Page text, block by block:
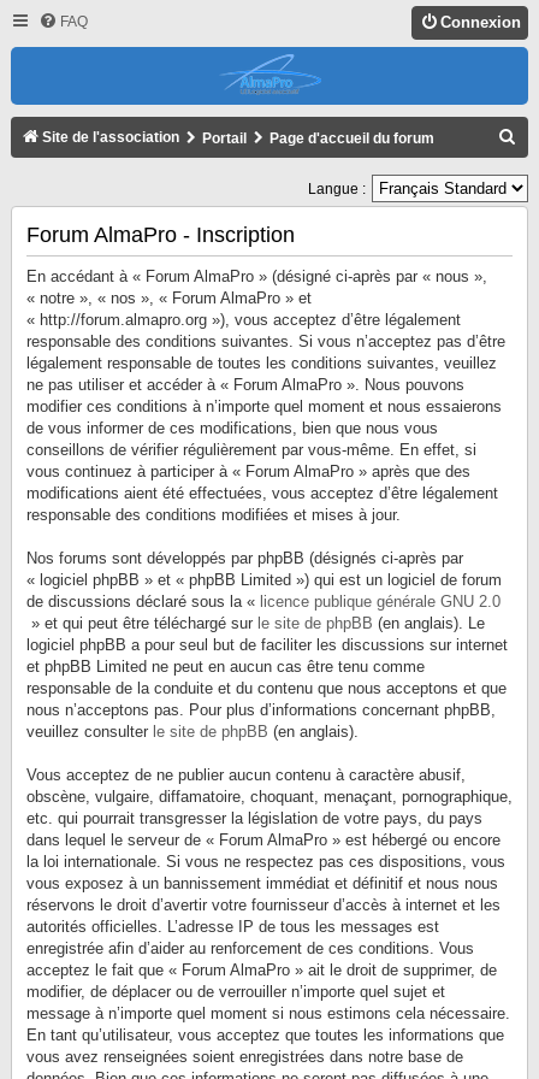
FAQ Connexion
Site de l'association Portail Page d'accueil du forum
C
Langue :
Forum AlmaPro - Inscription
En accédant à « Forum AlmaPro » (désigné ci-après par « nous »,
« notre », « nos », « Forum AlmaPro » et
« http://forum.almapro.org »), vous acceptez d’être légalement
responsable des conditions suivantes. Si vous n’acceptez pas d’être
légalement responsable de toutes les conditions suivantes, veuillez
ne pas utiliser et accéder à « Forum AlmaPro ». Nous pouvons
modifier ces conditions à n’importe quel moment et nous essaierons
de vous informer de ces modifications, bien que nous vous
conseillons de vérifier régulièrement par vous-même. En effet, si
vous continuez à participer à « Forum AlmaPro » après que des
modifications aient été effectuées, vous acceptez d’être légalement
responsable des conditions modifiées et mises à jour.
Nos forums sont développés par phpBB (désignés ci-après par
« logiciel phpBB » et « phpBB Limited ») qui est un logiciel de forum
de discussions déclaré sous la « licence publique générale GNU 2.0
» et qui peut être téléchargé sur le site de phpBB (en anglais). Le
logiciel phpBB a pour seul but de faciliter les discussions sur internet
et phpBB Limited ne peut en aucun cas être tenu comme
responsable de la conduite et du contenu que nous acceptons et que
nous n’acceptons pas. Pour plus d’informations concernant phpBB,
veuillez consulter le site de phpBB (en anglais).
Vous acceptez de ne publier aucun contenu à caractère abusif,
obscène, vulgaire, diffamatoire, choquant, menaçant, pornographique,
etc. qui pourrait transgresser la législation de votre pays, du pays
dans lequel le serveur de « Forum AlmaPro » est hébergé ou encore
la loi internationale. Si vous ne respectez pas ces dispositions, vous
vous exposez à un bannissement immédiat et définitif et nous nous
réservons le droit d’avertir votre fournisseur d’accès à internet et les
autorités officielles. L’adresse IP de tous les messages est
enregistrée afin d’aider au renforcement de ces conditions. Vous
acceptez le fait que « Forum AlmaPro » ait le droit de supprimer, de
modifier, de déplacer ou de verrouiller n’importe quel sujet et
message à n’importe quel moment si nous estimons cela nécessaire.
En tant qu’utilisateur, vous acceptez que toutes les informations que
vous avez renseignées soient enregistrées dans notre base de